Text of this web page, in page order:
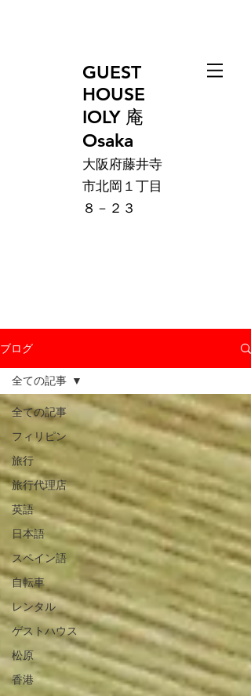
GUEST
HOUSE
IOLY 庵
Osaka
大阪府藤井寺
市北岡１丁目
８－２３
ブログ
全ての記事
フィリピン
旅行
旅行代理店
英語
日本語
スペイン語
自転車
レンタル
ゲストハウス
松原
香港
全ての記事